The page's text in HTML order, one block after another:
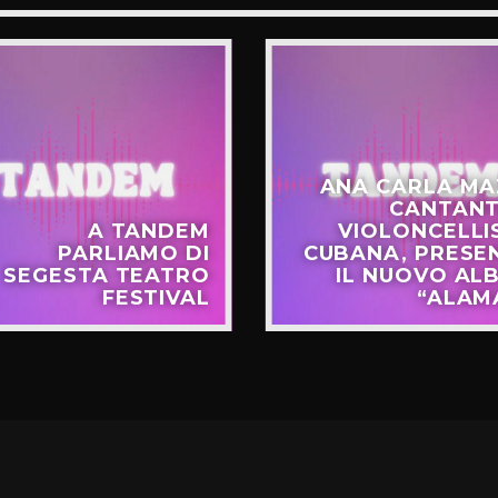
A TANDEM
PARLIAMO DI
SEGESTA TEATRO
FESTIVAL
ANA CARLA
CUBANA,
IL NUOVO